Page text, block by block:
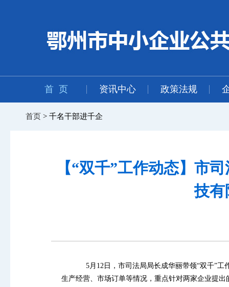
首 页 资讯中心 政策法规
首页 > 千名干部进千企
【“双千”工作动态】市
技有
5月12日，市司法局局长成华丽带领“双千”工作
生产经营、市场订单等情况，重点针对两家企业提